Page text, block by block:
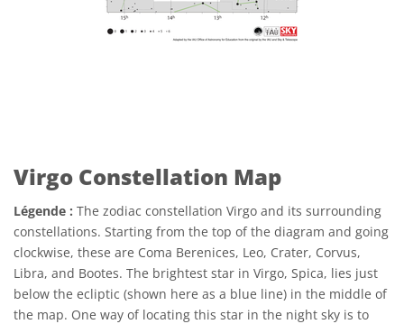
Virgo Constellation Map
Légende : The zodiac constellation Virgo and its surrounding
constellations. Starting from the top of the diagram and going
clockwise, these are Coma Berenices, Leo, Crater, Corvus,
Libra, and Bootes. The brightest star in Virgo, Spica, lies just
below the ecliptic (shown here as a blue line) in the middle of
the map. One way of locating this star in the night sky is to